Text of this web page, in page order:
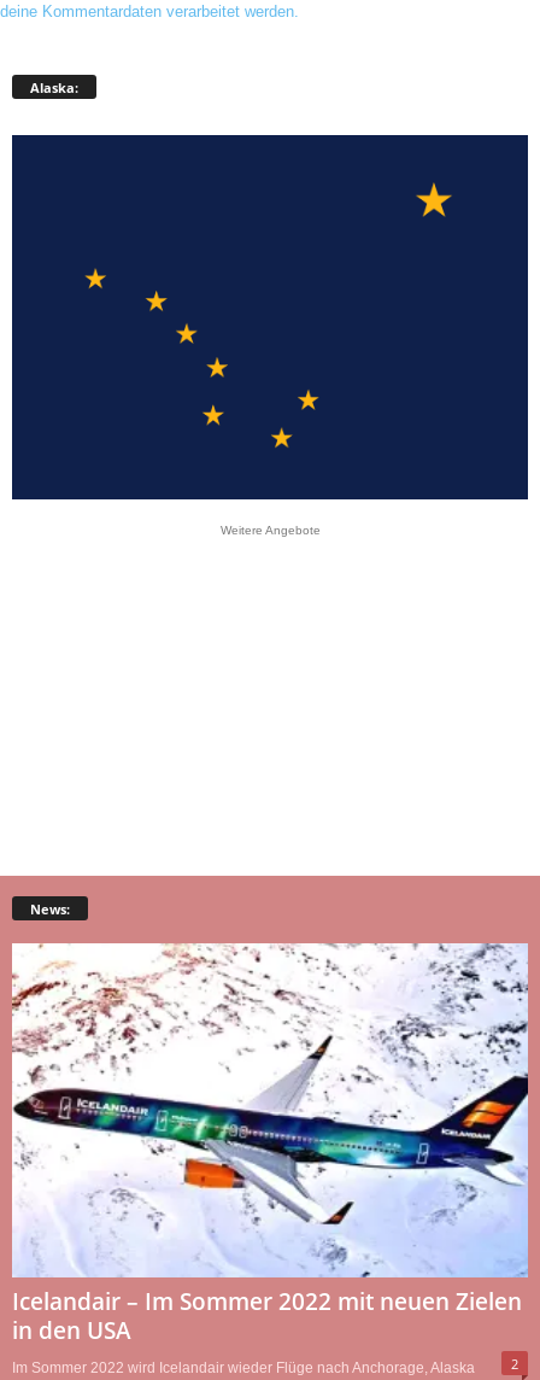
deine Kommentardaten verarbeitet werden.
Alaska:
Weitere Angebote
News:
Icelandair – Im Sommer 2022 mit neuen Zielen
in den USA
2
Im Sommer 2022 wird Icelandair wieder Flüge nach Anchorage, Alaska